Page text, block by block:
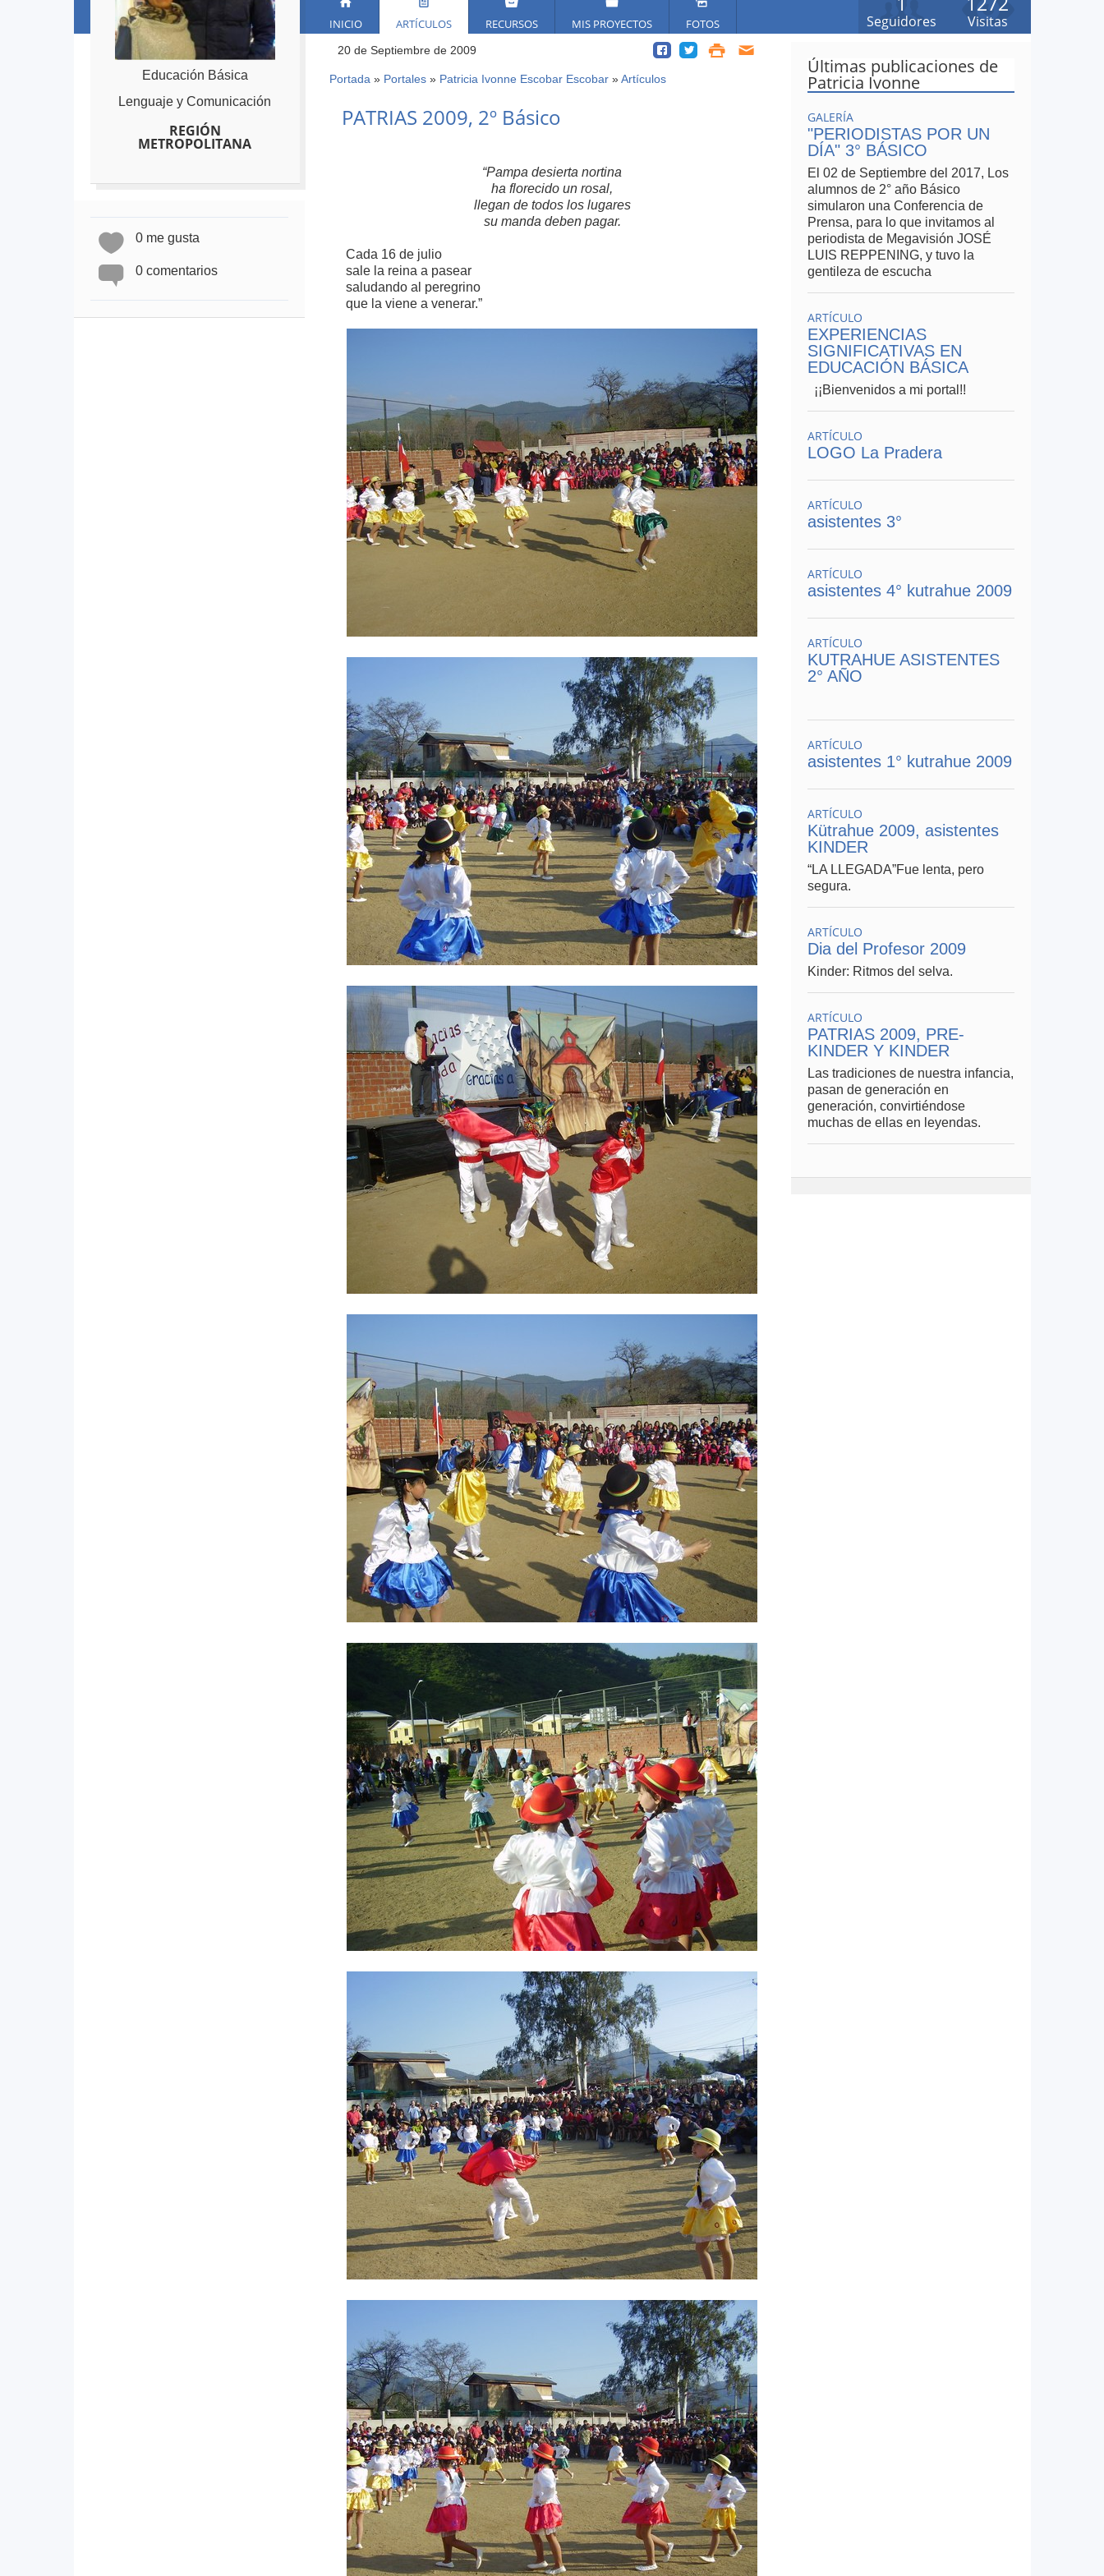
Visitas
Seguidores
INICIO ARTÍCULOS RECURSOS MIS PROYECTOS FOTOS
20 de Septiembre de 2009
Usted
está
aquí
Portada » Portales » Patricia Ivonne Escobar Escobar » Artículos
PATRIAS 2009, 2º Básico
“Pampa desierta nortina
ha florecido un rosal,
llegan de todos los lugares
su manda deben pagar.
Cada 16 de julio
sale la reina a pasear
saludando al peregrino
que la viene a venerar.”
Últimas publicaciones de
Patricia Ivonne
GALERÍA
"PERIODISTAS POR UN
DÍA" 3° BÁSICO
El 02 de Septiembre del 2017, Los
alumnos de 2° año Básico
simularon una Conferencia de
Prensa, para lo que invitamos al
periodista de Megavisión JOSÉ
LUIS REPPENING, y tuvo la
gentileza de escucha
ARTÍCULO
EXPERIENCIAS
SIGNIFICATIVAS EN
EDUCACIÓN BÁSICA
¡¡Bienvenidos a mi portal!!
ARTÍCULO
LOGO La Pradera
ARTÍCULO
asistentes 3°
ARTÍCULO
asistentes 4° kutrahue 2009
ARTÍCULO
KUTRAHUE ASISTENTES
2° AÑO
ARTÍCULO
asistentes 1° kutrahue 2009
ARTÍCULO
Kütrahue 2009, asistentes
KINDER
“LA LLEGADA”Fue lenta, pero
segura.
ARTÍCULO
Dia del Profesor 2009
Kinder: Ritmos del selva.
ARTÍCULO
PATRIAS 2009, PRE-
KINDER Y KINDER
Las tradiciones de nuestra infancia,
pasan de generación en
generación, convirtiéndose
muchas de ellas en leyendas.
Educación Básica
Lenguaje y Comunicación
REGIÓN
METROPOLITANA
0 me gusta
0 comentarios